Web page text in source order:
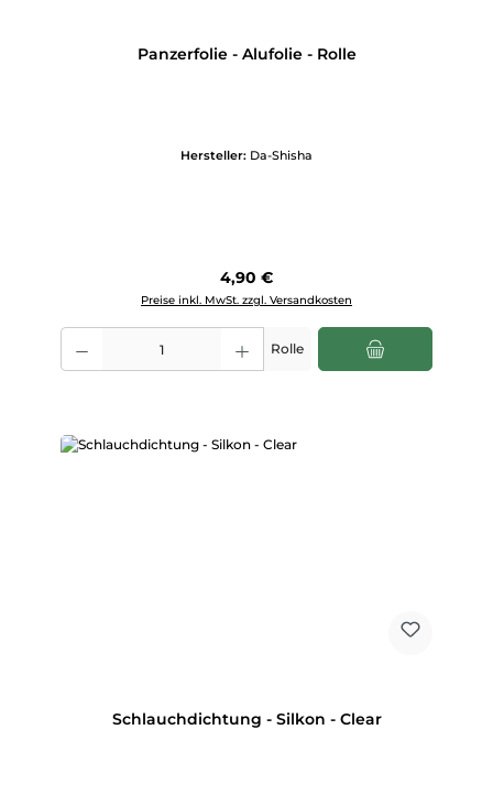
Panzerfolie - Alufolie - Rolle
Hersteller: Da-Shisha
Regulärer Preis:
4,90 €
Preise inkl. MwSt. zzgl. Versandkosten
Produkt Anzahl: Gib den gewünschten Wert ein oder benutze die
Rolle
Schlauchdichtung - Silkon - Clear